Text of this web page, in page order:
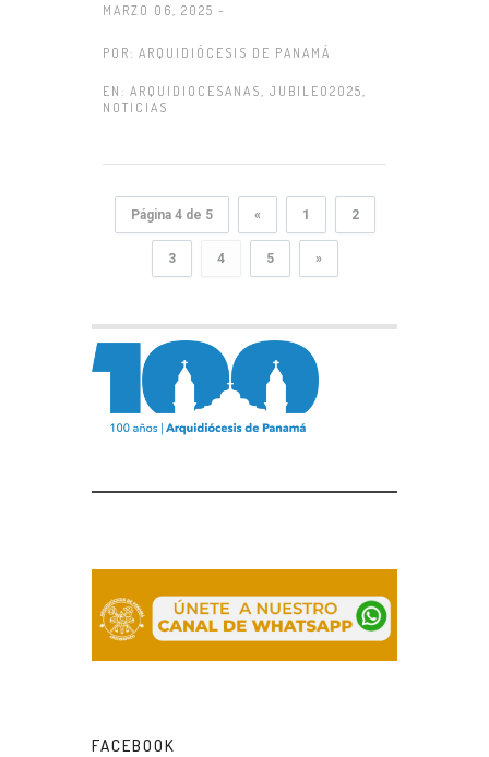
MARZO 06, 2025 -
POR: ARQUIDIÓCESIS DE PANAMÁ
EN: ARQUIDIOCESANAS JUBILEO2025
NOTICIAS
Página 4 de 5 « 1 2
3 4 5 »
FACEBOOK